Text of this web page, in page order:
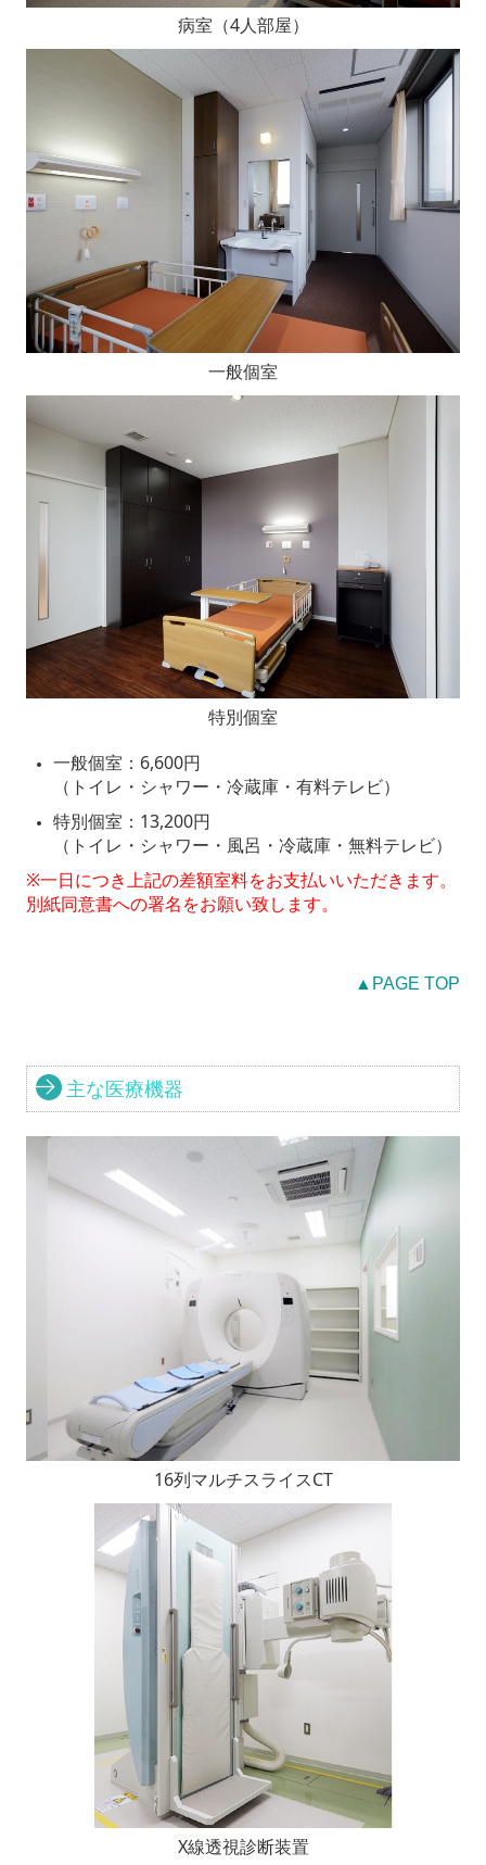
病室（4人部屋）
一般個室
特別個室
一般個室：6,600円
（トイレ・シャワー・冷蔵庫・有料テレビ）
特別個室：13,200円
（トイレ・シャワー・風呂・冷蔵庫・無料テレビ）
※一日につき上記の差額室料をお支払いいただきます。
別紙同意書への署名をお願い致します。
▲PAGE TOP
主な医療機器
16列マルチスライスCT
X線透視診断装置